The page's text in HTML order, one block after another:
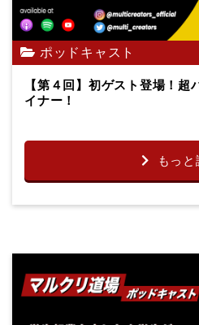
ポッドキャスト
【第４回】初ゲスト登場！
イナー！
もっと